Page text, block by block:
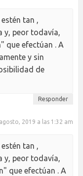
tan ,
y, peor todavía,
que efectúan . A
y sin
de
Responder
2019 a las 1:32 am
tan ,
y, peor todavía,
que efectúan . A